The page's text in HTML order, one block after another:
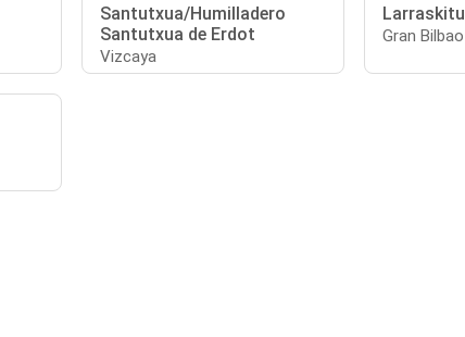
Santutxua/Humilladero
Santutxua de Erdot
Vizcaya
Larraskitu
Gran Bilbao